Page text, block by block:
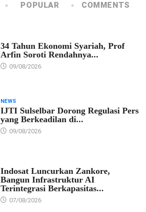
POPULAR COMMENTS
34 Tahun Ekonomi Syariah, Prof
Arfin Soroti Rendahnya...
09/08/2026
NEWS
IJTI Sulselbar Dorong Regulasi Pers
yang Berkeadilan di...
09/08/2026
Indosat Luncurkan Zankore,
Bangun Infrastruktur AI
Terintegrasi Berkapasitas...
07/08/2026